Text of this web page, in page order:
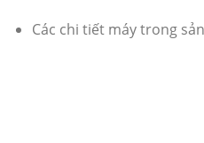
Các chi tiết máy trong